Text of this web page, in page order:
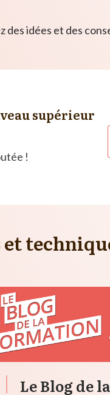
idées et des
supérieur
!
et
Le Blog de la